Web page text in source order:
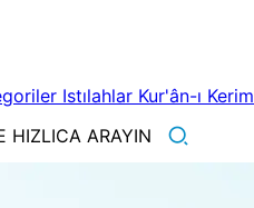
Istılahlar Kur'ân-ı Kerim
HIZLICA ARAYIN